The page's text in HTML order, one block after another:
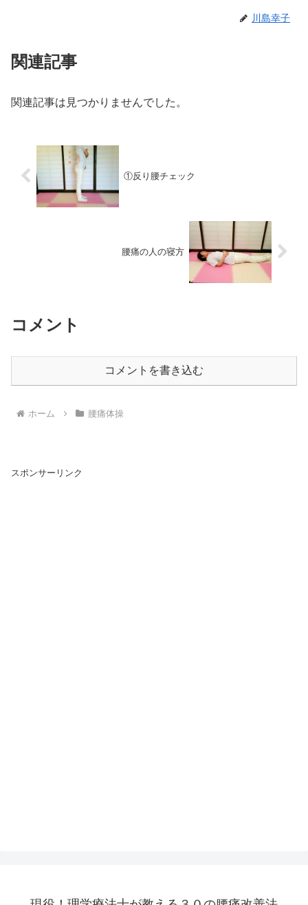
川島幸子
関連記事
関連記事は見つかりませんでした。
①反り腰チェック
腰痛の人の寝方
コメント
コメントを書き込む
ホーム 腰痛体操
スポンサーリンク